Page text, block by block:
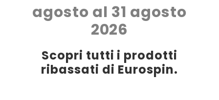
agosto al 31 agosto
2026
Scopri tutti i prodotti
ribassati di Eurospin.